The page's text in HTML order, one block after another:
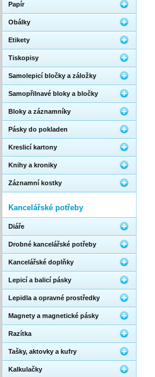
Papír
Obálky
Etikety
Tiskopisy
Samolepicí bločky a záložky
Samopřilnavé bloky a bločky
Bloky a záznamníky
Pásky do pokladen
Kreslicí kartony
Knihy a kroniky
Záznamní kostky
Kancelářské potřeby
Diáře
Drobné kancelářské potřeby
Kancelářské doplňky
Lepicí a balicí pásky
Lepidla a opravné prostředky
Magnety a magnetické pásky
Razítka
Tašky, aktovky a kufry
Kalkulačky